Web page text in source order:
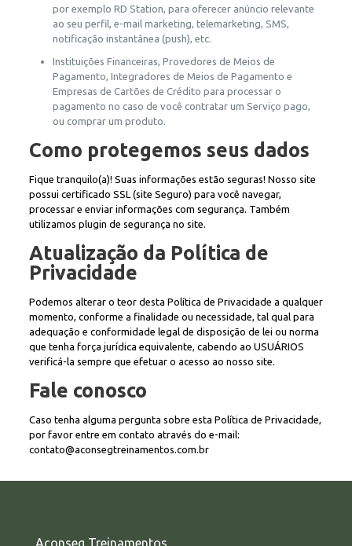
por exemplo RD Station, para oferecer anúncio relevante
ao seu perfil, e-mail marketing, telemarketing, SMS,
notificação instantânea (push), etc.
Instituições Financeiras, Provedores de Meios de
Pagamento, Integradores de Meios de Pagamento e
Empresas de Cartões de Crédito para processar o
pagamento no caso de você contratar um Serviço pago,
ou comprar um produto.
Como protegemos seus dados
Fique tranquilo(a)! Suas informações estão seguras! Nosso site
possui certificado SSL (site Seguro) para você navegar,
processar e enviar informações com segurança. Também
utilizamos plugin de segurança no site.
Atualização da Política de
Privacidade
Podemos alterar o teor desta Política de Privacidade a qualquer
momento, conforme a finalidade ou necessidade, tal qual para
adequação e conformidade legal de disposição de lei ou norma
que tenha força jurídica equivalente, cabendo ao USUÁRIOS
verificá-la sempre que efetuar o acesso ao nosso site.
Fale conosco
Caso tenha alguma pergunta sobre esta Política de Privacidade,
por favor entre em contato através do e-mail:
contato@aconsegtreinamentos.com.br
Aconseg Treinamentos